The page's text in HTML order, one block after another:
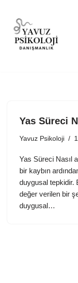
İçeriğe
geç
Yas Süreci
Yavuz Psikoloji
Yas Süreci Nasıl
bir kaybın
duygusal tepkidir.
değer verilen bir
duygusal…